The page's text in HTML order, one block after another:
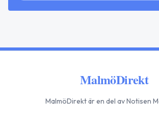
MalmöDirekt
MalmöDirektär en del av Notisen